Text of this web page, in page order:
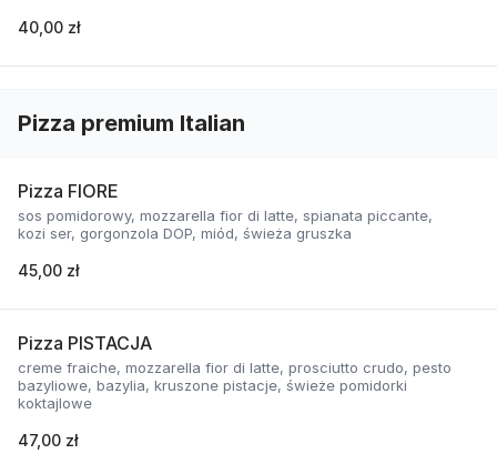
40,00 zł
Pizza premium Italian
Pizza FIORE
sos pomidorowy, mozzarella fior di latte, spianata piccante,
kozi ser, gorgonzola DOP, miód, świeża gruszka
45,00 zł
Pizza PISTACJA
creme fraiche, mozzarella fior di latte, prosciutto crudo, pesto
bazyliowe, bazylia, kruszone pistacje, świeże pomidorki
koktajlowe
47,00 zł